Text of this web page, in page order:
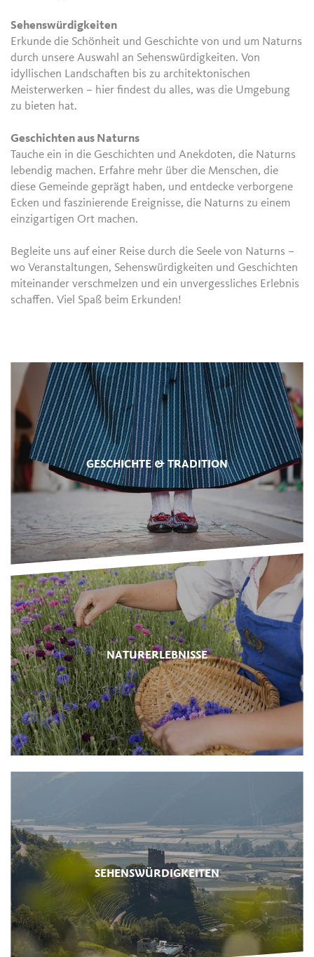
Sehenswürdigkeiten
Erkunde die Schönheit und Geschichte von und um Naturns
durch unsere Auswahl an Sehenswürdigkeiten. Von
idyllischen Landschaften bis zu architektonischen
Meisterwerken – hier findest du alles, was die Umgebung
zu bieten hat.
Geschichten aus Naturns
Tauche ein in die Geschichten und Anekdoten, die Naturns
lebendig machen. Erfahre mehr über die Menschen, die
diese Gemeinde geprägt haben, und entdecke verborgene
Ecken und faszinierende Ereignisse, die Naturns zu einem
einzigartigen Ort machen.
Begleite uns auf einer Reise durch die Seele von Naturns –
wo Veranstaltungen, Sehenswürdigkeiten und Geschichten
miteinander verschmelzen und ein unvergessliches Erlebnis
schaffen. Viel Spaß beim Erkunden!
GESCHICHTE & TRADITION
NATURERLEBNISSE
SEHENSWÜRDIGKEITEN